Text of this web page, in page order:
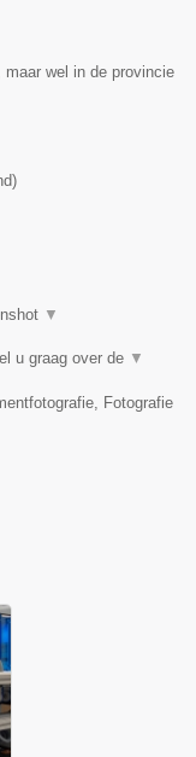
wel in de provincie
)
▼
u graag over de ▼
Fotografie